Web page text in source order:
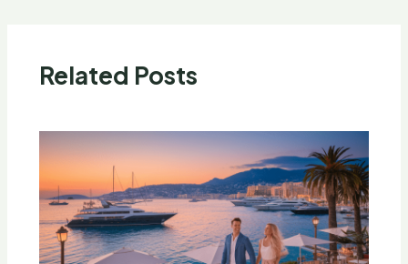
Related Posts